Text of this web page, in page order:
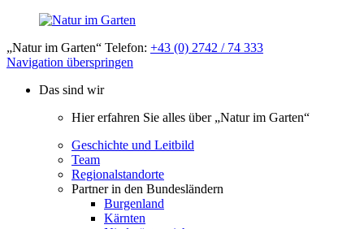
„Natur im Garten“ Telefon: +43 (0) 2742 / 74 333
Navigation überspringen
Das sind wir
Hier erfahren Sie alles über „Natur im Garten“
Geschichte und Leitbild
Team
Regionalstandorte
Partner in den Bundesländern
Burgenland
Kärnten